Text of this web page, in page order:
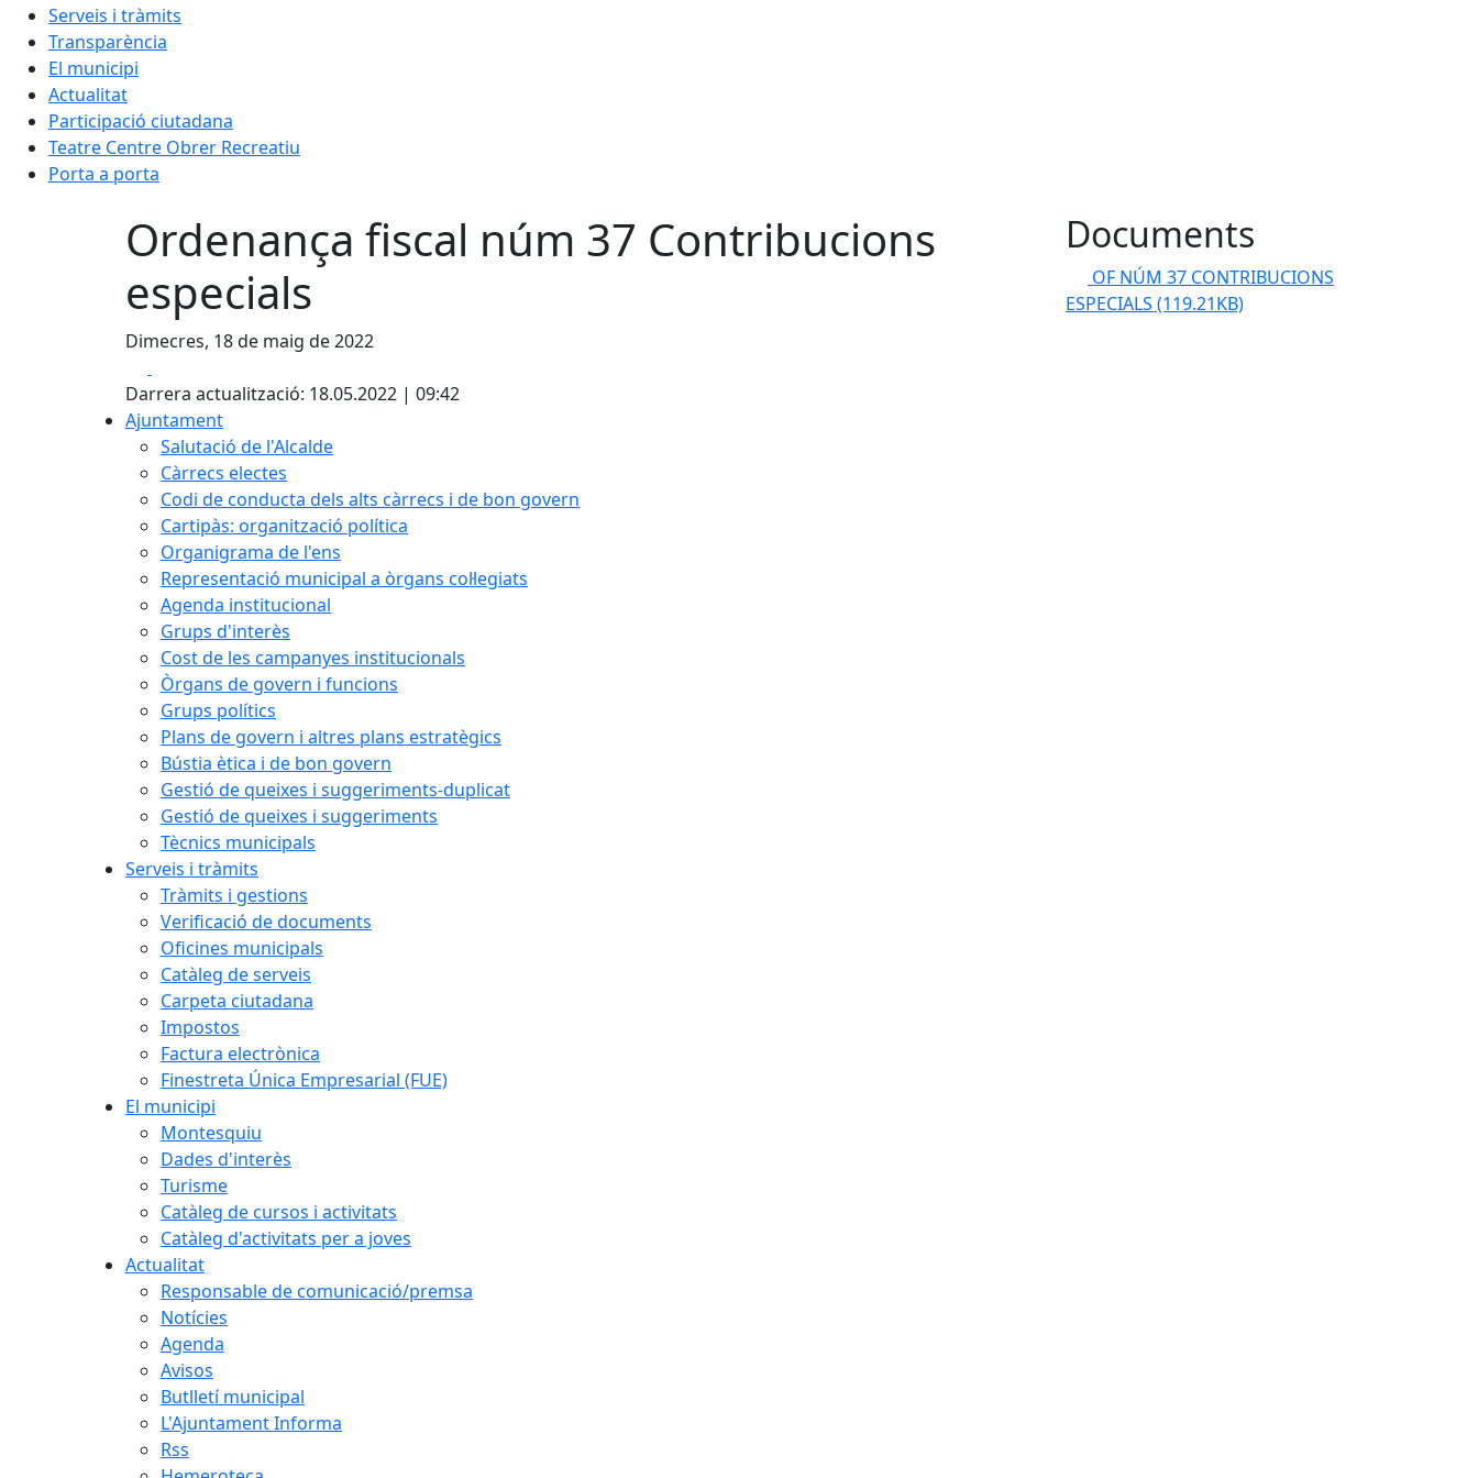
Serveis i tràmits
Transparència
El municipi
Actualitat
Participació ciutadana
Teatre Centre Obrer Recreatiu
Porta a porta
Ordenança fiscal núm 37 Contribucions
especials
Dimecres, 18 de maig de 2022
Darrera actualització: 18.05.2022 | 09:42
Documents
OF NÚM 37 CONTRIBUCIONS
ESPECIALS (119.21KB)
Ajuntament
Salutació de l'Alcalde
Càrrecs electes
Codi de conducta dels alts càrrecs i de bon govern
Cartipàs: organització política
Organigrama de l'ens
Representació municipal a òrgans col·legiats
Agenda institucional
Grups d'interès
Cost de les campanyes institucionals
Òrgans de govern i funcions
Grups polítics
Plans de govern i altres plans estratègics
Bústia ètica i de bon govern
Gestió de queixes i suggeriments-duplicat
Gestió de queixes i suggeriments
Tècnics municipals
Serveis i tràmits
Tràmits i gestions
Verificació de documents
Oficines municipals
Catàleg de serveis
Carpeta ciutadana
Impostos
Factura electrònica
Finestreta Única Empresarial (FUE)
El municipi
Montesquiu
Dades d'interès
Turisme
Catàleg de cursos i activitats
Catàleg d'activitats per a joves
Actualitat
Responsable de comunicació/premsa
Notícies
Agenda
Avisos
Butlletí municipal
L'Ajuntament Informa
Rss